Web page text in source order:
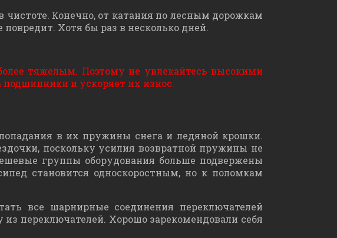
чистоте. Конечно, от катания по лесным дорожкам
Хотя бы раз в несколько дней.
тяжелым. Поэтому не увлекайтесь высокими
и ускоряет их износ.
в их пружины снега и ледяной крошки.
поскольку усилия возвратной пружины не
группы оборудования больше подвержены
становится односкоростным, но к поломкам
все шарнирные соединения переключателей
переключателей. Хорошо зарекомендовали себя